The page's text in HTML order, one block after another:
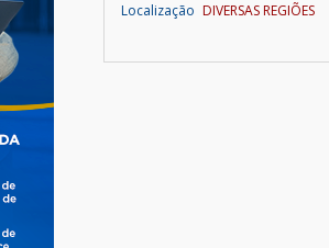
Localização DIVERSAS REGIÕES